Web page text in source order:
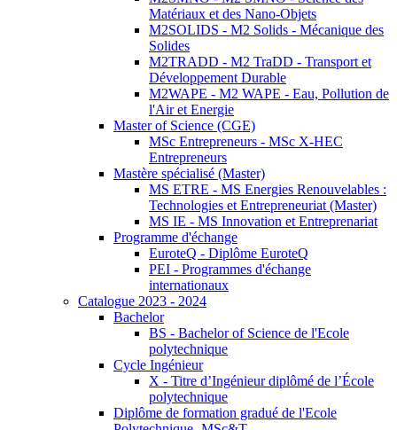
Matériaux et des Nano-Objets
M2SOLIDS - M2 Solids - Mécanique des
Solides
M2TRADD - M2 TraDD - Transport et
Développement Durable
M2WAPE - M2 WAPE - Eau, Pollution de
l'Air et Energie
Master of Science (CGE)
MSc Entrepreneurs - MSc X-HEC
Entrepreneurs
Mastère spécialisé (Master)
MS ETRE - MS Energies Renouvelables :
Technologies et Entrepreneuriat (Master)
MS IE - MS Innovation et Entreprenariat
Programme d'échange
EuroteQ - Diplôme EuroteQ
PEI - Programmes d'échange
internationaux
Catalogue 2023 - 2024
Bachelor
BS - Bachelor of Science de l'Ecole
polytechnique
Cycle Ingénieur
X - Titre d’Ingénieur diplômé de l’École
polytechnique
Diplôme de formation gradué de l'Ecole